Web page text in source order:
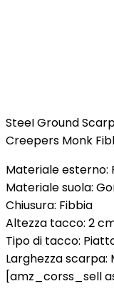
SteeI Ground
Creepers Monk
Materiale esterno:
Materiale suola:
Chiusura: Fibbia
Altezza tacco: 2
Tipo di tacco:
Larghezza scarpa:
[amz_corss_sell